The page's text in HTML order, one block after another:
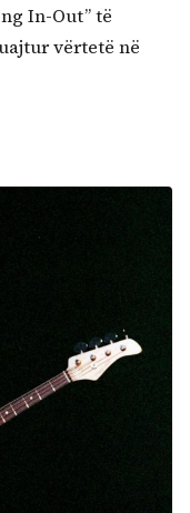
In-Out” të
vërtetë në